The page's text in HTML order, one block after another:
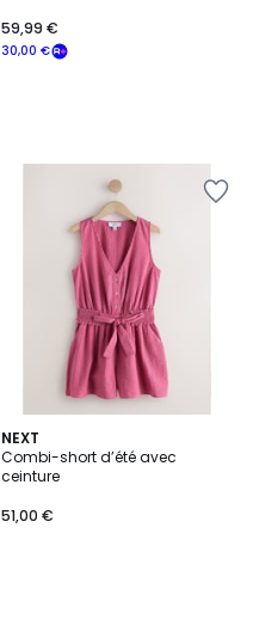
30,00 €
59,99 €
NEXT
Combi-short d’été avec
ceinture
51,00 €